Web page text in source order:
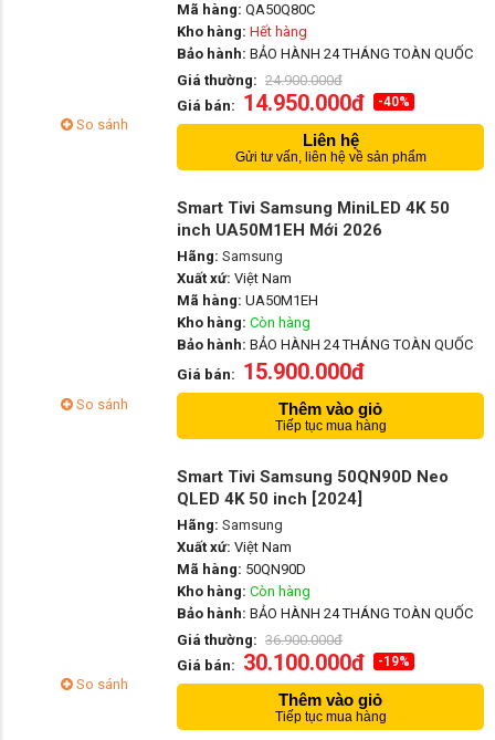
So sánh
Mã hàng: QA50Q80C
Kho hàng: Hết hàng
Bảo hành: BẢO HÀNH 24 THÁNG TOÀN QUỐC
Giá thường: 24.900.000đ
Giá bán: 14.950.000đ -40%
Liên hệ
Gửi tư vấn, liên hệ về sản phẩm
So sánh
Smart Tivi Samsung MiniLED 4K 50
inch UA50M1EH Mới 2026
Hãng: Samsung
Xuất xứ: Việt Nam
Mã hàng: UA50M1EH
Kho hàng: Còn hàng
Bảo hành: BẢO HÀNH 24 THÁNG TOÀN QUỐC
Giá bán: 15.900.000đ
Thêm vào giỏ
Tiếp tục mua hàng
So sánh
Smart Tivi Samsung 50QN90D Neo
QLED 4K 50 inch [2024]
Hãng: Samsung
Xuất xứ: Việt Nam
Mã hàng: 50QN90D
Kho hàng: Còn hàng
Bảo hành: BẢO HÀNH 24 THÁNG TOÀN QUỐC
Giá thường: 36.900.000đ
Giá bán: 30.100.000đ -19%
Thêm vào giỏ
Tiếp tục mua hàng